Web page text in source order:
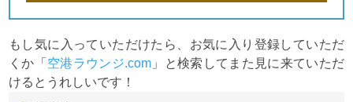
もし気に入っていただけたら、お気に入り登録していただ
くか「 空港ラウンジ.com 」と検索してまた見に来ていただ
けるとうれしいです！